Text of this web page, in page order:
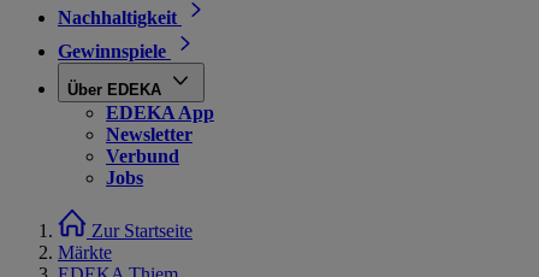
Nachhaltigkeit
Gewinnspiele
Über EDEKA
EDEKA App
Newsletter
Verbund
Jobs
Zur Startseite
Märkte